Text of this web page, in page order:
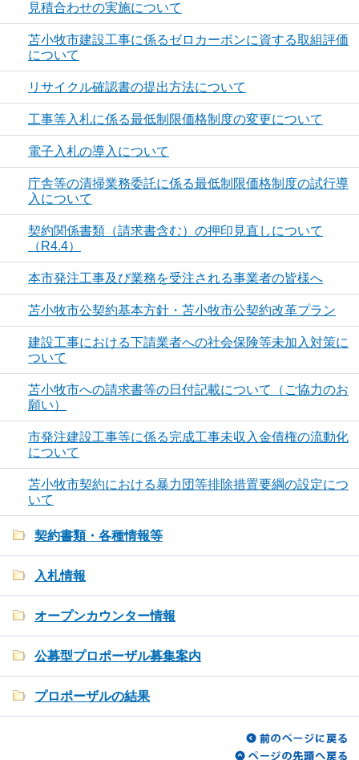
見積合わせの実施について
苫小牧市建設工事に係るゼロカーボンに資する取組評価
について
リサイクル確認書の提出方法について
工事等入札に係る最低制限価格制度の変更について
電子入札の導入について
庁舎等の清掃業務委託に係る最低制限価格制度の試行導
入について
契約関係書類（請求書含む）の押印見直しについて
（R4.4）
本市発注工事及び業務を受注される事業者の皆様へ
苫小牧市公契約基本方針・苫小牧市公契約改革プラン
建設工事における下請業者への社会保険等未加入対策に
ついて
苫小牧市への請求書等の日付記載について（ご協力のお
願い）
市発注建設工事等に係る完成工事未収入金債権の流動化
について
苫小牧市契約における暴力団等排除措置要綱の設定につ
いて
契約書類・各種情報等
入札情報
オープンカウンター情報
公募型プロポーザル募集案内
プロポーザルの結果